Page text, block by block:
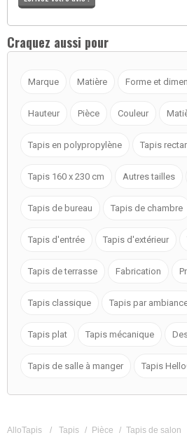
Craquez aussi pour
Marque Matière Forme et
Hauteur Pièce Couleur
Tapis en polypropylène Tapis
Tapis 160 x 230 cm Autres tailles
Tapis de bureau Tapis de chambre
Tapis d'entrée Tapis d'extérieur
Tapis de terrasse Fabrication
Tapis classique Tapis par
Tapis plat Tapis mécanique
Tapis de salle à manger Tapis
AlloTapis / Tapis / Pièce / Tapis de salon